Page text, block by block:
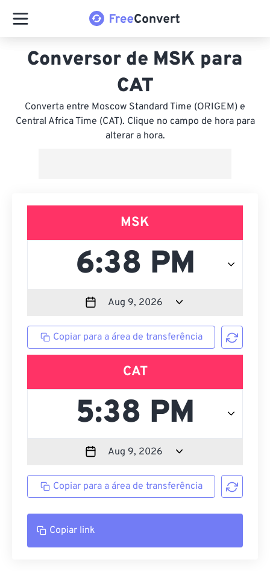
Conversor de MSK para
CAT
Converta entre Moscow Standard Time (ORIGEM) e
Central Africa Time (CAT). Clique no campo de hora para
alterar a hora.
MSK
Copiar para a área de transferência
CAT
Copiar para a área de transferência
Copiar link